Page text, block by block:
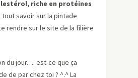
riche en protéines
tout savoir sur la pintade
rendre sur le site de la filière
du jour…. est-ce que ça
de par chez toi ? ^.^ La